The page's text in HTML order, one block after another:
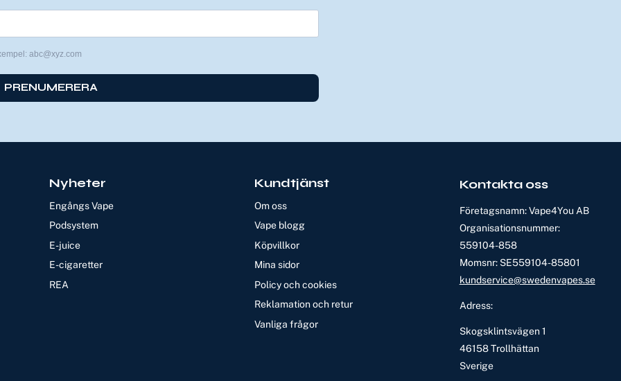
abc@xyz.com
PRENUMERERA
Nyheter
Engångs Vape
Podsystem
E-juice
E-cigaretter
REA
Kundtjänst
Om oss
Vape blogg
Köpvillkor
Mina sidor
Policy och cookies
Reklamation och retur
Vanliga frågor
Kontakta oss
Företagsnamn: Vape4You AB
Organisationsnummer:
559104-858
Momsnr: SE559104-85801
kundservice@swedenvapes.se
Adress:
Skogsklintsvägen 1
46158 Trollhättan
Sverige